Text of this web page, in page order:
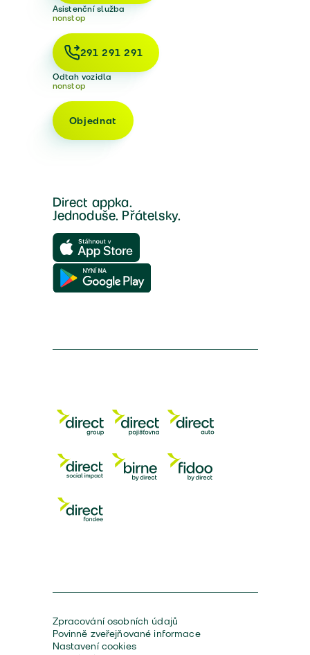
Asistenční služba
nonstop
291 291 291
Odtah vozidla
nonstop
Objednat
Direct appka.
Jednoduše. Přátelsky.
Zpracování osobních údajů
Povinně zveřejňované informace
Nastavení cookies